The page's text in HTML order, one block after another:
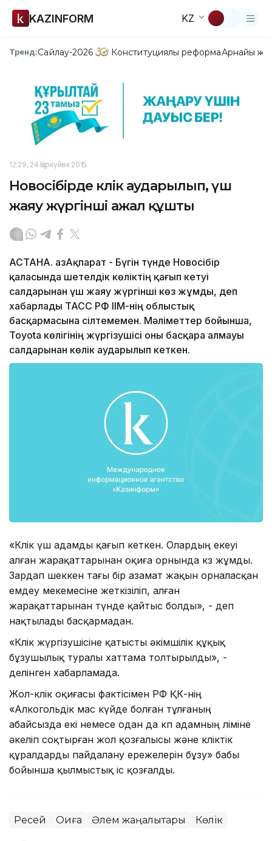
KAZINFORM KZ
Тренд:Сайлау-2026 Конституциялық реформаАрнайы
12:29, 24 Қыркүйек 2015
Новосібірде көлік аударылып, үш
жаяу жүргінші ажал құшты
АСТАНА. ҚазАқпарат - Бүгін түнде Новосібір
қаласында шетелдік көліктің қағып кетуі
салдарынан үш жаяу жүргінші көз жұмды, деп
хабарлады ТАСС РФ ІІМ-нің облыстық
басқармасына сілтемемен. Мәліметтер бойынша,
Toyota көлігінің жүргізушісі оны басқара алмауы
салдарынан көлік аударылып кеткен.
«Көлік үш адамды қағып кеткен. Олардың екеуі
алған жарақаттарынан оқиға орнында көз жұмды.
Зардап шеккен тағы бір азамат жақын орналасқан
емдеу мекемесіне жеткізіліп, алған
жарақаттарынан түнде қайтыс болды», - деп
нақтылады басқармадан.
«Көлік жүргізушісіне қатысты әкімшілік құқық
бұзушылық туралы хаттама толтырылды», -
делінген хабарламада.
Жол-көлік оқиғасы фактісімен РФ ҚК-нің
«Алкогольдік мас күйде болған тұлғаның
абайсызда екі немесе одан да көп адамның өліміне
әкеліп соқтырған жол қозғалысы және көліктік
құралдарды пайдалану ережелерін бұзу» бабы
бойынша қылмыстық іс қозғалды.
Ресей Оқиға Әлем жаңалықтары Көлік